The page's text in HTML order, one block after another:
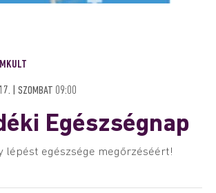
| SZOMBAT 09:00
Egészségnap
lépést egészsége megőrzéséért!